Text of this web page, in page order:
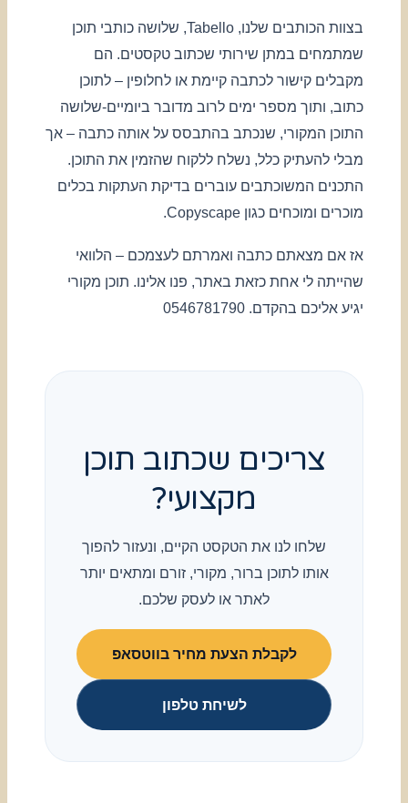
בצוות הכותבים שלנו, Tabello, שלושה כותבי תוכן
שמתמחים במתן שירותי שכתוב טקסטים. הם
מקבלים קישור לכתבה קיימת או לחלופין – לתוכן
כתוב, ותוך מספר ימים לרוב מדובר ביומיים-שלושה
התוכן המקורי, שנכתב בהתבסס על אותה כתבה – אך
מבלי להעתיק כלל, נשלח ללקוח שהזמין את התוכן.
התכנים המשוכתבים עוברים בדיקת העתקות בכלים
מוכרים ומוכחים כגון Copyscape.
אז אם מצאתם כתבה ואמרתם לעצמכם – הלוואי
שהייתה לי אחת כזאת באתר, פנו אלינו. תוכן מקורי
יגיע אליכם בהקדם. 0546781790
צריכים שכתוב תוכן
מקצועי?
שלחו לנו את הטקסט הקיים, ונעזור להפוך
אותו לתוכן ברור, מקורי, זורם ומתאים יותר
לאתר או לעסק שלכם.
לקבלת הצעת מחיר בווטסאפ
לשיחת טלפון